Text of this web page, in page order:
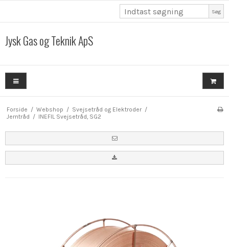
Søg
Jysk Gas og Teknik ApS
Forside / Webshop / Svejsetråd og Elektroder /
Jerntråd / INEFIL Svejsetråd, SG2